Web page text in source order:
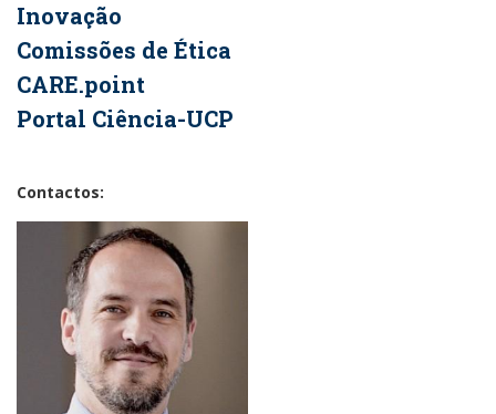
Inovação
Comissões de Ética
CARE.point
Portal Ciência-UCP
Contactos: